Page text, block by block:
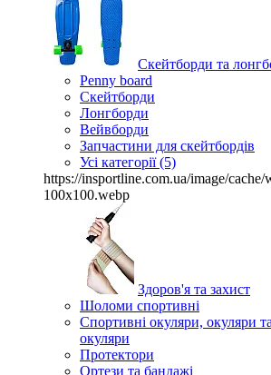
Скейтборди та
Penny board
Скейтборди
Лонгборди
Вейвборди
Запчастини для скейтбордів
Усі категорії (5)
https://insportline.com.ua/image/
100x100.webp
Здоров'я та захист
Шоломи спортивні
Спортивні окуляри, окуляри
окуляри
Протектори
Ортези та бандажі